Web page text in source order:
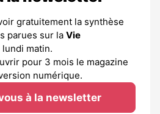
gratuitement la synthèse
parues sur la Vie
lundi matin.
pour 3 mois le magazine
numérique.
à la newsletter